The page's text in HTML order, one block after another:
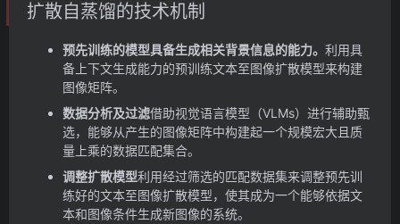
扩散自蒸馏的技术机制
预先训练的模型具备生成相关背景信息的能力。 利用具
备上下文生成能力的预训练文本至图像扩散模型来构建
图像矩阵。
数据分析及过滤借助视觉语言模型（VLMs）进行辅助甄
选，能够从产生的图像矩阵中构建起一个规模宏大且质
量上乘的数据匹配集合。
调整扩散模型利用经过筛选的匹配数据集来调整预先训
练好的文本至图像扩散模型，使其成为一个能够依据文
本和图像条件生成新图像的系统。